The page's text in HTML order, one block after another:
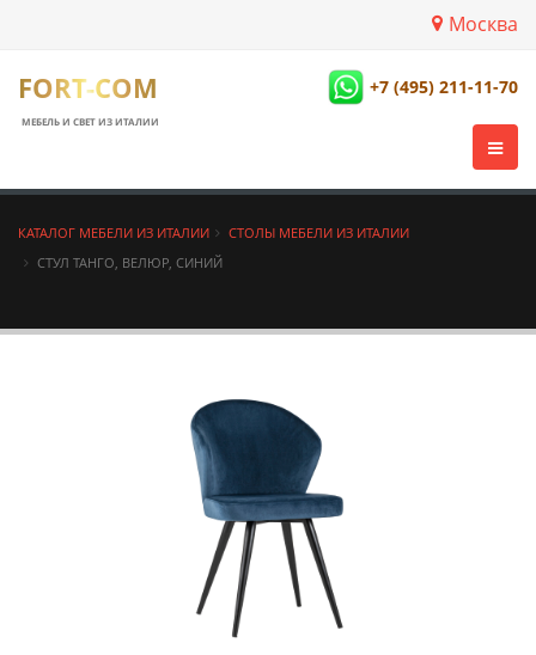
Москва
FORT-COM
МЕБЕЛЬ И СВЕТ ИЗ ИТАЛИИ
+7 (495) 211-11-70
КАТАЛОГ МЕБЕЛИ ИЗ ИТАЛИИ
СТОЛЫ МЕБЕЛИ ИЗ ИТАЛИИ
СТУЛ ТАНГО, ВЕЛЮР, СИНИЙ